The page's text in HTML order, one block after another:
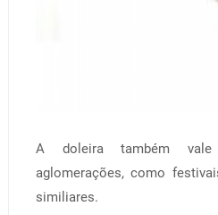
A doleira também
aglomerações, como
similiares.